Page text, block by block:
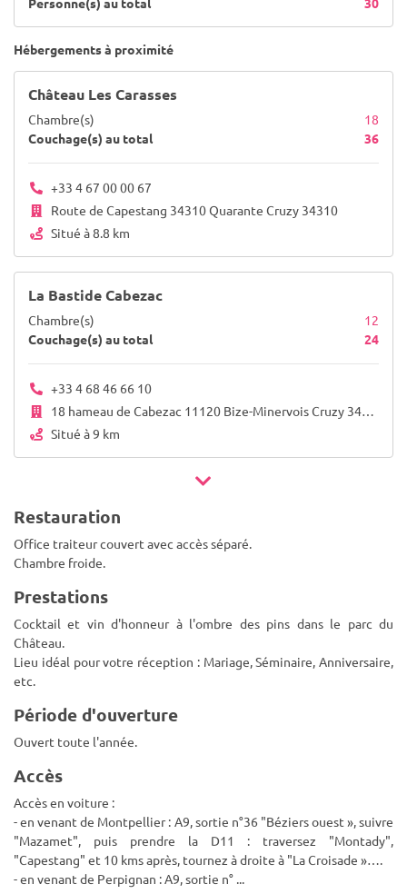
Hébergements à proximité
Château Les Carasses
Chambre(s)
18
Couchage(s) au total
36
+33 4 67 00 00 67
Route de Capestang 34310 Quarante Cruzy 34310
Situé à 8.8 km
La Bastide Cabezac
Chambre(s)
12
Couchage(s) au total
24
+33 4 68 46 66 10
18 hameau de Cabezac 11120 Bize-Minervois Cruzy 34310
Situé à 9 km
Restauration
Office traiteur couvert avec accès séparé.
Chambre froide.
Prestations
Cocktail et vin d'honneur à l'ombre des pins dans le parc du
Château.
Lieu idéal pour votre réception : Mariage, Séminaire, Anniversaire,
etc.
Période d'ouverture
Ouvert toute l'année.
Accès
Accès en voiture :
- en venant de Montpellier : A9, sortie n°36 "Béziers ouest », suivre
"Mazamet", puis prendre la D11 : traversez "Montady",
"Capestang" et 10 kms après, tournez à droite à "La Croisade »….
- en venant de Perpignan : A9, sortie n° ...